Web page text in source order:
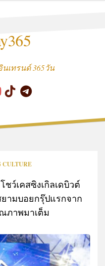
เทรนด์ 365วัน
CULTURE
ชว์เคสซิงเกิลเดบิวต์
ยามบอยกรุ๊ปแรกจาก
ภาพมาเต็ม